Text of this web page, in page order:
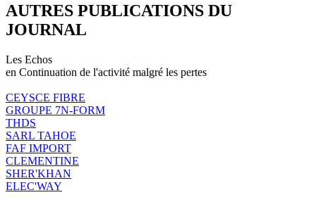
AUTRES PUBLICATIONS DU
JOURNAL
Les Echos
en Continuation de l'activité malgré les pertes
CEYSCE FIBRE
GROUPE 7N-FORM
THDS
SARL TAHOE
FAF IMPORT
CLEMENTINE
SHER'KHAN
ELEC'WAY